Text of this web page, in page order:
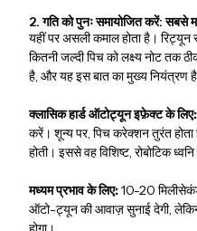
2. गति को पुनः समायोजित करें: सबसे
यहीं पर असली कमाल होता है।
कितनी जल्दी पिच को लक्ष्य नोट तक
है, और यह इस बात का मुख्य नियंत्रण है
क्लासिक हार्ड ऑटोट्यून इफ़ेक्ट के लिए:
करें। शून्य पर, पिच करेक्शन तुरंत
होती। इससे वह विशिष्ट, रोबोटिक
मध्यम प्रभाव के लिए:10-20
ऑटो-ट्यून की आवाज़ सुनाई देगी,